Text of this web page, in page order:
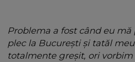
Problema a fost când eu
plec la București și tatăl
totalmente greșit, ori